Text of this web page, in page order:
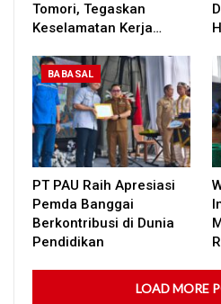
Tomori, Tegaskan
Keselamatan Kerja…
BABASAL
PT PAU Raih Apresiasi
Pemda Banggai
Berkontribusi di Dunia
Pendidikan
LOAD MORE